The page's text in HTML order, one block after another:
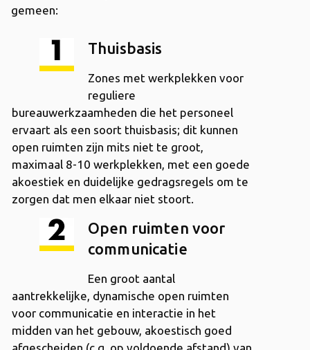
gemeen:
Thuisbasis
Zones met werkplekken voor
reguliere
bureauwerkzaamheden die het personeel
ervaart als een soort thuisbasis; dit kunnen
open ruimten zijn mits niet te groot,
maximaal 8-10 werkplekken, met een goede
akoestiek en duidelijke gedragsregels om te
zorgen dat men elkaar niet stoort.
Open ruimten voor
communicatie
Een groot aantal
aantrekkelijke, dynamische open ruimten
voor communicatie en interactie in het
midden van het gebouw, akoestisch goed